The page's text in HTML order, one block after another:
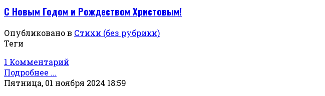
С Новым Годом и Рождеством Христовым!
Опубликовано в Стихи (без рубрики)
Теги
1 Комментарий
Подробнее ...
Пятница, 01 ноября 2024 18:59